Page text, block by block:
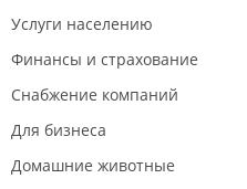
Услуги населению
Финансы и страхование
Снабжение компаний
Для бизнеса
Домашние животные